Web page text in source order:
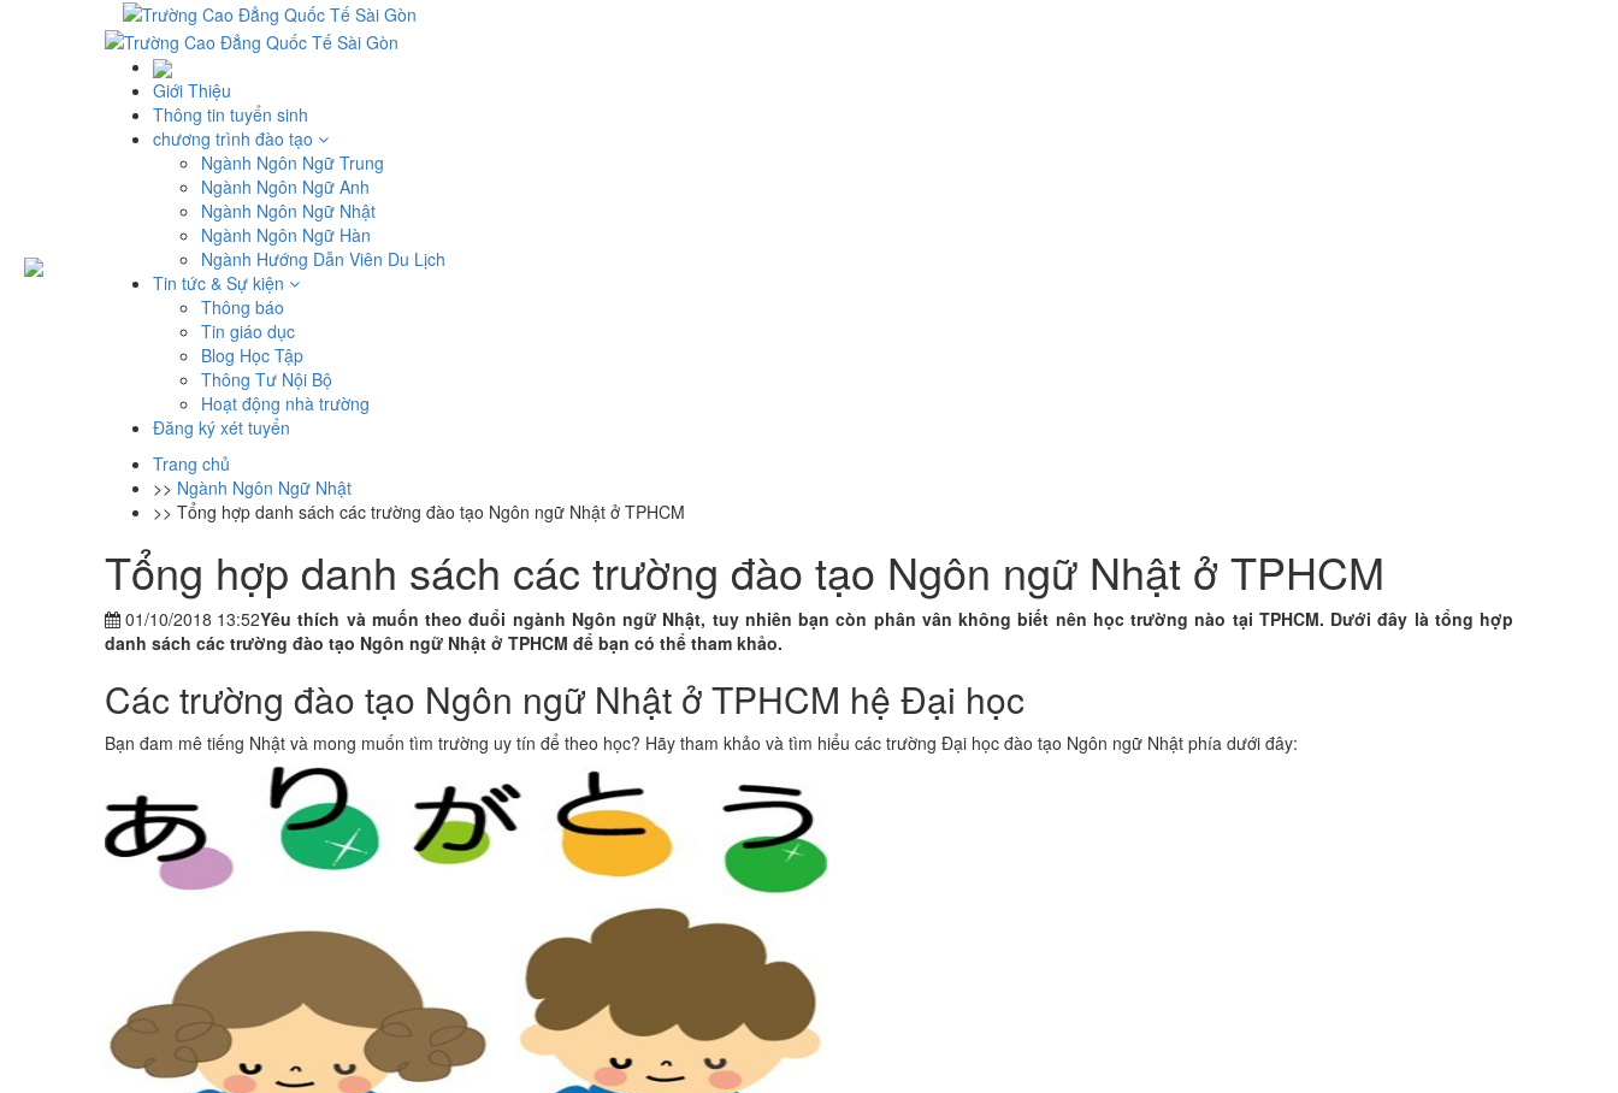
Giới Thiệu
Thông tin tuyển sinh
chương trình đào tạo
Ngành Ngôn Ngữ Trung
Ngành Ngôn Ngữ Anh
Ngành Ngôn Ngữ Nhật
Ngành Ngôn Ngữ Hàn
Ngành Hướng Dẫn Viên Du Lịch
Tin tức & Sự kiện
Thông báo
Tin giáo dục
Blog Học Tập
Thông Tư Nội Bộ
Hoạt động nhà trường
Đăng ký xét tuyển
Trang chủ
>> Ngành Ngôn Ngữ Nhật
>> Tổng hợp danh sách các trường đào tạo Ngôn ngữ Nhật ở TPHCM
Tổng hợp danh sách các trường đào tạo Ngôn ngữ Nhật ở TPHCM
01/10/2018 13:52Yêu thích và muốn theo đuổi ngành Ngôn ngữ Nhật, tuy nhiên bạn còn phân vân không biết nên học trường nào tại TPHCM. Dưới đây là tổng hợp
danh sách các trường đào tạo Ngôn ngữ Nhật ở TPHCM để bạn có thể tham khảo.
Các trường đào tạo Ngôn ngữ Nhật ở TPHCM hệ Đại học
Bạn đam mê tiếng Nhật và mong muốn tìm trường uy tín để theo học? Hãy tham khảo và tìm hiểu các trường Đại học đào tạo Ngôn ngữ Nhật phía dưới đây: